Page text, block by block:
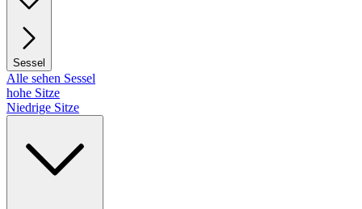
Sessel
Alle sehen Sessel
hohe Sitze
Niedrige Sitze